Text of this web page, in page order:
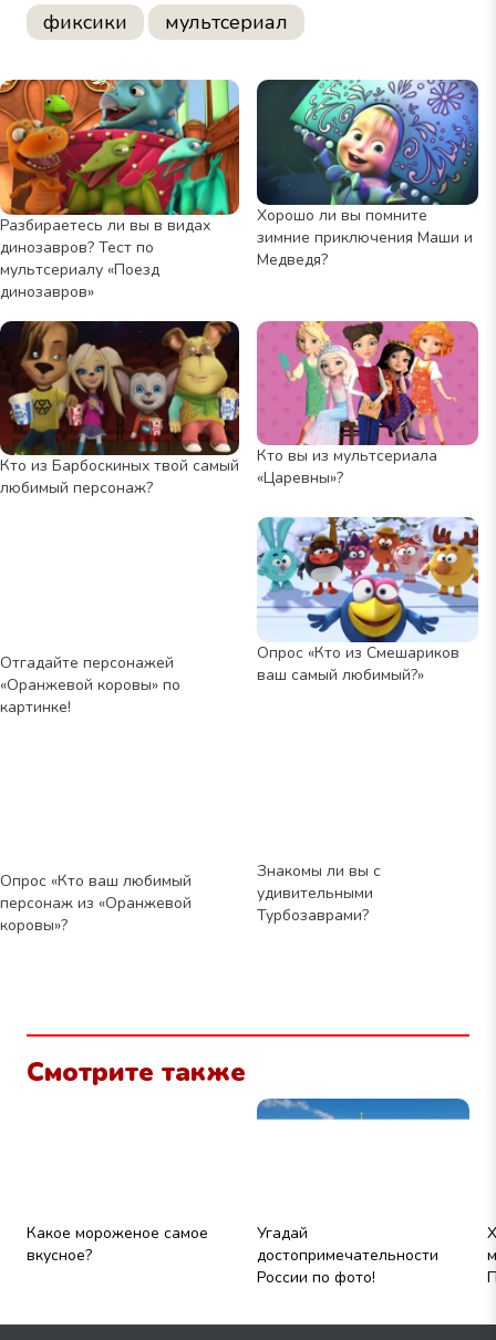
фиксики мультсериал
Разбираетесь ли вы в видах
динозавров? Тест по
мультсериалу «Поезд
динозавров»
Хорошо ли вы помните
зимние приключения Маши и
Медведя?
Кто из Барбоскиных твой самый
любимый персонаж?
Кто вы из мультсериала
«Царевны»?
Отгадайте персонажей
«Оранжевой коровы» по
картинке!
Опрос «Кто из Смешариков
ваш самый любимый?»
Опрос «Кто ваш любимый
персонаж из «Оранжевой
коровы»?
Знакомы ли вы с
удивительными
Турбозаврами?
Смотрите также
Какое мороженое самое
вкусное?
Угадай
достопримечательности
России по фото!